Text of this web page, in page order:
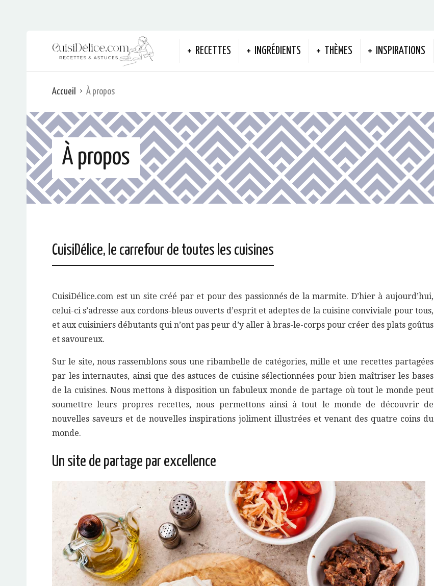
RECETTES INGRÉDIENTS THÈMES INSPIRATIONS
Accueil À propos
À propos
CuisiDélice, le carrefour de toutes les cuisines
CuisiDélice.com est un site créé par et pour des passionnés de la marmite. D’hier à aujourd’hui,
celui-ci s’adresse aux cordons-bleus ouverts d’esprit et adeptes de la cuisine conviviale pour tous,
et aux cuisiniers débutants qui n’ont pas peur d’y aller à bras-le-corps pour créer des plats goûtus
et savoureux.
Sur le site, nous rassemblons sous une ribambelle de catégories, mille et une recettes partagées
par les internautes, ainsi que des astuces de cuisine sélectionnées pour bien maîtriser les bases
de la cuisines. Nous mettons à disposition un fabuleux monde de partage où tout le monde peut
soumettre leurs propres recettes, nous permettons ainsi à tout le monde de découvrir de
nouvelles saveurs et de nouvelles inspirations joliment illustrées et venant des quatre coins du
monde.
Un site de partage par excellence